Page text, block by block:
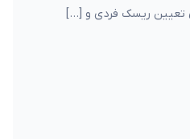
تعیین ریسک فردی و […]